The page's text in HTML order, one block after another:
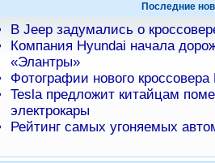
Последние
В Jeep задумались о
Компания Hyundai начала
«Элантры»
Фотографии нового
Tesla предложит китайцам
электрокары
Рейтинг самых угоняемых